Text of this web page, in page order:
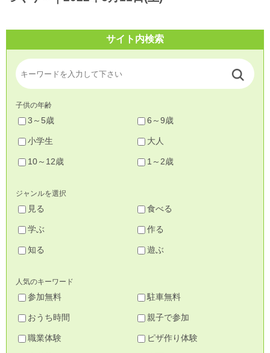
サイト内検索
子供の年齢
3～5歳 6～9歳
小学生 大人
10～12歳 1～2歳
ジャンルを選択
見る 食べる
学ぶ 作る
知る 遊ぶ
人気のキーワード
参加無料 駐車無料
おうち時間 親子で参加
職業体験 ピザ作り体験